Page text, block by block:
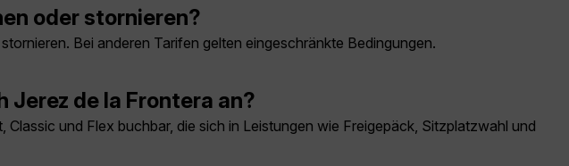
oder stornieren?
Bei anderen Tarifen gelten eingeschränkte Bedingungen.
Jerez de la Frontera an?
und Flex buchbar, die sich in Leistungen wie Freigepäck, Sitzplatzwahl und